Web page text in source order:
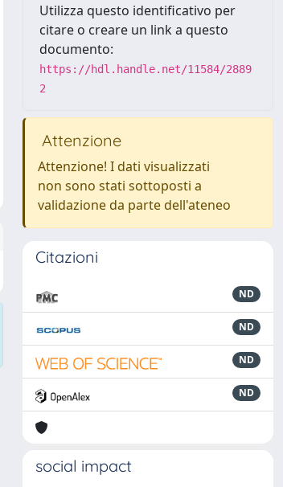
Utilizza questo identificativo per
citare o creare un link a questo
documento:
https://hdl.handle.net/11584/2889
2
Attenzione
Attenzione! I dati visualizzati
non sono stati sottoposti a
validazione da parte dell'ateneo
Citazioni
ND
ND
ND
ND
social impact